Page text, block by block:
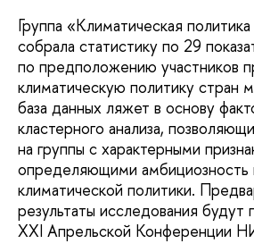
Группа «Климатическая
собрала статистику по 29
по предположению участников
климатическую политику стран
база данных ляжет в основу
кластерного анализа,
на группы с характерными
определяющими амбициозность
климатической политики.
результаты исследования будут
XXI Апрельской Конференции